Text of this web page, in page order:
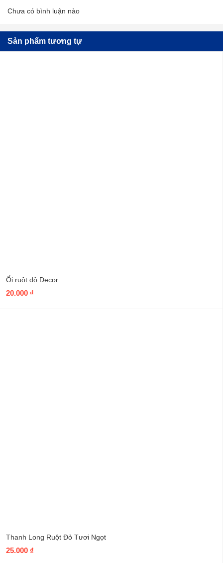
Chưa có bình luận nào
Sản phẩm tương tự
Ổi ruột đỏ Decor
20.000 ₫
Thanh Long Ruột Đỏ Tươi Ngọt
25.000 ₫